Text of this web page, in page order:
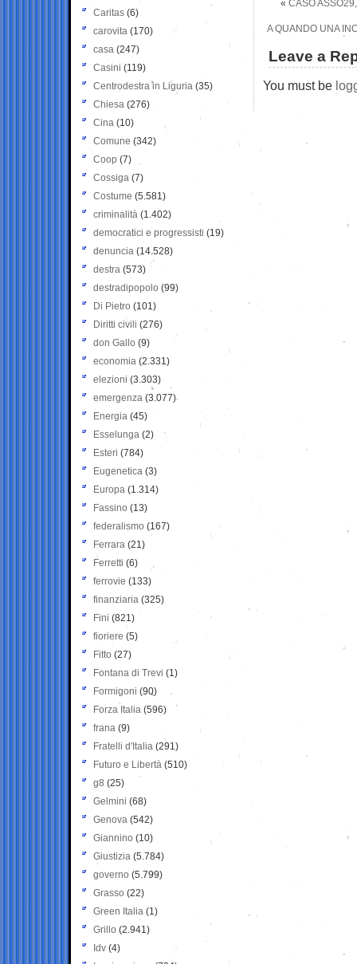
« CASO
A QUANDO UNA
Leave a
You must be
Caritas (6)
carovita (170)
casa (247)
Casini (119)
Centrodestra in Liguria (35)
Chiesa (276)
Cina (10)
Comune (342)
Coop (7)
Cossiga (7)
Costume (5.581)
criminalità (1.402)
democratici e progressisti (19)
denuncia (14.528)
destra (573)
destradipopolo (99)
Di Pietro (101)
Diritti civili (276)
don Gallo (9)
economia (2.331)
elezioni (3.303)
emergenza (3.077)
Energia (45)
Esselunga (2)
Esteri (784)
Eugenetica (3)
Europa (1.314)
Fassino (13)
federalismo (167)
Ferrara (21)
Ferretti (6)
ferrovie (133)
finanziaria (325)
Fini (821)
fioriere (5)
Fitto (27)
Fontana di Trevi (1)
Formigoni (90)
Forza Italia (596)
frana (9)
Fratelli d'Italia (291)
Futuro e Libertà (510)
g8 (25)
Gelmini (68)
Genova (542)
Giannino (10)
Giustizia (5.784)
governo (5.799)
Grasso (22)
Green Italia (1)
Grillo (2.941)
Idv (4)